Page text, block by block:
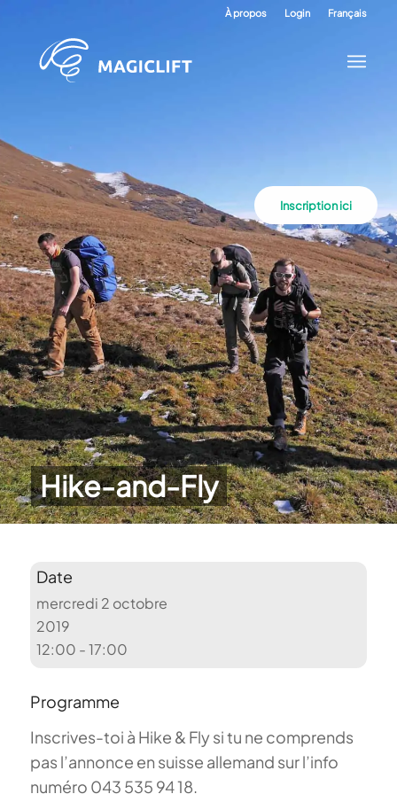
À propos Login Français
Hike-and-Fly
Inscription ici
Date
mercredi 2 octobre
2019
12:00 - 17:00
Programme
Inscrives-toi à Hike & Fly si tu ne comprends
pas l’annonce en suisse allemand sur l’info
numéro 043 535 94 18.